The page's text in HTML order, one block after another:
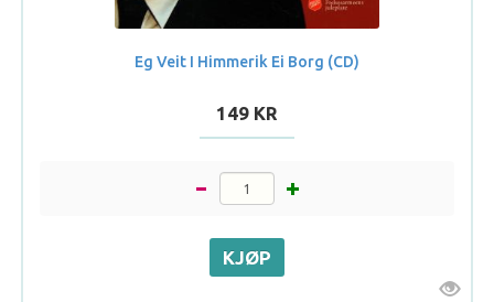
Eg Veit I Himmerik Ei Borg (CD)
149 KR